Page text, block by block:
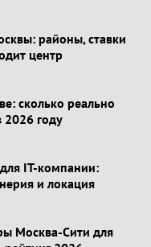
районы, ставки
центр
сколько реально
2026 году
IT-компании:
и локация
Москва-Сити для